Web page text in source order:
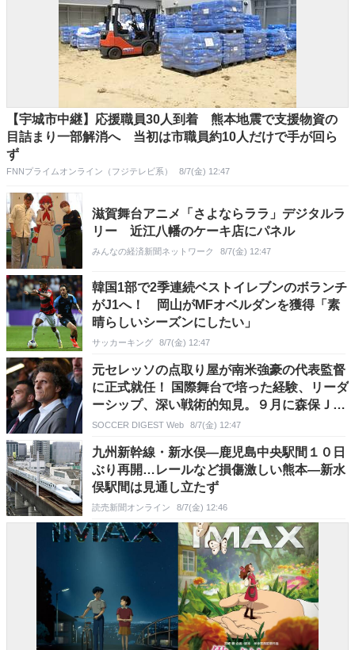
【宇城市中継】応援職員30人到着 熊本地震で支援物資の
目詰まり一部解消へ 当初は市職員約10人だけで手が回ら
ず
FNNプライムオンライン（フジテレビ系） 8/7(金) 12:47
滋賀舞台アニメ「さよならララ」デジタルラ
リー 近江八幡のケーキ店にパネル
みんなの経済新聞ネットワーク 8/7(金) 12:47
韓国1部で2季連続ベストイレブンのボランチ
がJ1へ！ 岡山がMFオベルダンを獲得「素
晴らしいシーズンにしたい」
サッカーキング 8/7(金) 12:47
元セレッソの点取り屋が南米強豪の代表監督
に正式就任！ 国際舞台で培った経験、リーダ
ーシップ、深い戦術的知見。９月に森保Ｊと
対戦
SOCCER DIGEST Web 8/7(金) 12:47
九州新幹線・新水俣―鹿児島中央駅間１０日
ぶり再開…レールなど損傷激しい熊本―新水
俣駅間は見通し立たず
読売新聞オンライン 8/7(金) 12:46